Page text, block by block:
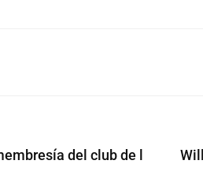
del club de l